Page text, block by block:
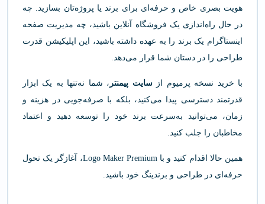
هویت بصری خاص و حرفه‌ای برای برند یا پروژه‌تان بسازید. چه
در حال راه‌اندازی یک فروشگاه آنلاین باشید، چه مدیریت صفحه
اینستاگرام یک برند را به عهده داشته باشید، این اپلیکیشن قدرت
طراحی را در دستان شما قرار می‌دهد.
با خرید نسخه پرمیوم ازسایت پیمنتر ، شما نه‌تنها به یک ابزار
قدرتمند دسترسی پیدا می‌کنید، بلکه با صرفه‌جویی در هزینه و
زمان، می‌توانید به‌سرعت برند خود را توسعه دهید و اعتماد
مخاطبان را جلب کنید.
همین حالا اقدام کنید و با Logo Maker Premium، آغازگر یک تحول
حرفه‌ای در طراحی و برندینگ خود باشید.